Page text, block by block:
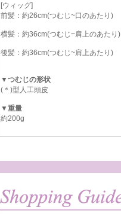
[ウィッグ]
前髪：約26cm(つむじ~口のあたり)
横髪：約36cm(つむじ~肩上のあたり)
後髪：約36cm(つむじ~肩上あたり)
▼つむじの形状
(＊)型人工頭皮
▼重量
約200g